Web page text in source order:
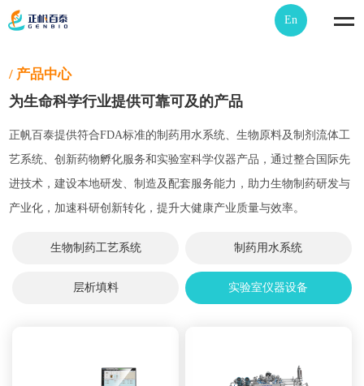
En
/ 产品中心
为生命科学行业提供可靠可及的产品
正帆百泰提供符合FDA标准的制药用水系统、生物原料及制剂流体工
艺系统、创新药物孵化服务和实验室科学仪器产品，通过整合国际先
进技术，建设本地研发、制造及配套服务能力，助力生物制药研发与
产业化，加速科研创新转化，提升大健康产业质量与效率。
生物制药工艺系统 制药用水系统
层析填料 实验室仪器设备